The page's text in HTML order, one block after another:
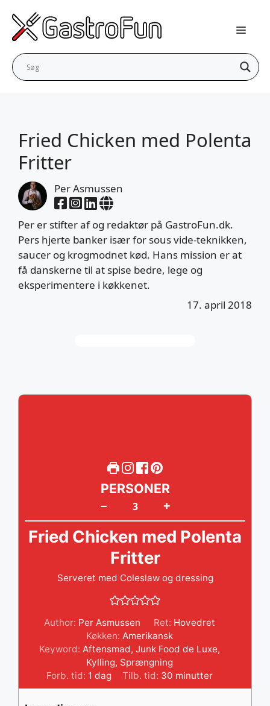
indhold
Fried Chicken med Polenta
Fritter
Per Asmussen
Per er stifter af og redaktør på GastroFun.dk.
Pers hjerte banker især for sous vide-teknikken,
saucer og krogmodnet kød. Hans mission er at
få danskerne til at spise bedre, lege og
eksperimentere i køkkenet.
17. april 2018
– +
PERSONER
Fried Chicken med Polenta
Fritter
Serveret med Coleslaw og dressing
Author: Per Asmussen Ret: Hovedret
Køkken: Amerikansk
Keyword: Aftensmad, Junk Food de Luxe,
Kylling, Sprængning
Forb. tid: 1 dag
dag Tilb. tid: 30 minutter
minutter